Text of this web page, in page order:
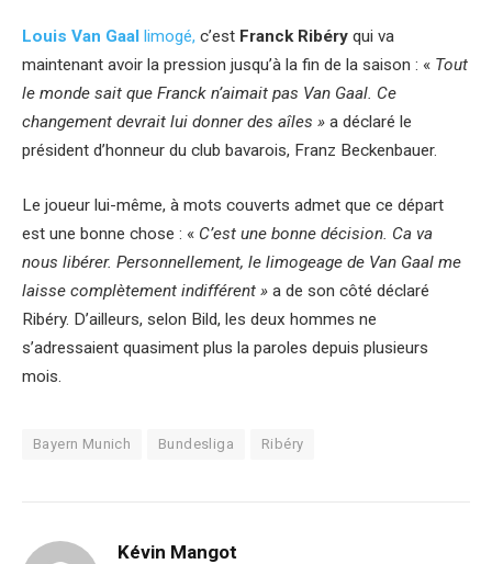
Louis Van Gaal limogé, c’est Franck Ribéry qui va
maintenant avoir la pression jusqu’à la fin de la saison : « Tout
le monde sait que Franck n’aimait pas Van Gaal. Ce
changement devrait lui donner des aîles » a déclaré le
président d’honneur du club bavarois, Franz Beckenbauer.
Le joueur lui-même, à mots couverts admet que ce départ
est une bonne chose : « C’est une bonne décision. Ca va
nous libérer. Personnellement, le limogeage de Van Gaal me
laisse complètement indifférent » a de son côté déclaré
Ribéry. D’ailleurs, selon Bild, les deux hommes ne
s’adressaient quasiment plus la paroles depuis plusieurs
mois.
Bayern Munich Bundesliga Ribéry
Kévin Mangot